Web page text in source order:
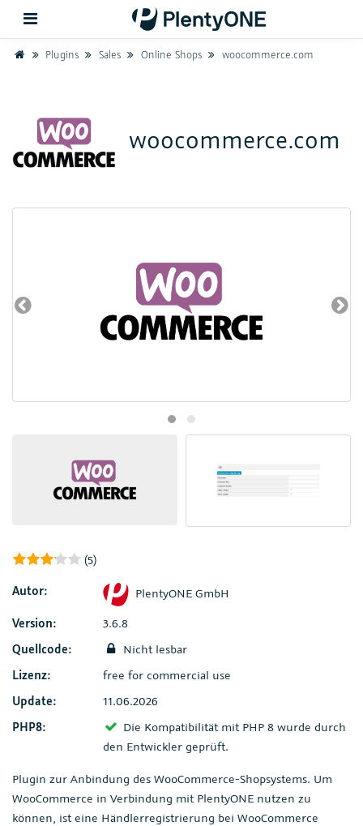
Support
Einrichtung
Hardware
HomePlugins Sales Online Shops woocommerce.com
woocommerce.com
(5)
Autor:
PlentyONE GmbH
Version:
3.6.8
Quellcode:
Nicht lesbar
Lizenz:
free for commercial use
Update:
11.06.2026
PHP8:
Die Kompatibilität mit PHP 8 wurde durch
den Entwickler geprüft.
Plugin zur Anbindung des WooCommerce-Shopsystems. Um
WooCommerce in Verbindung mit PlentyONE nutzen zu
können, ist eine Händlerregistrierung bei WooCommerce